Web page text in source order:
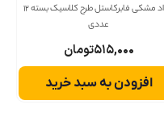
مداد مشکی فابرکاستل طرح کلاسیک بسته 12
عددی
۵۱۵,۰۰۰تومان
افزودن به سبد خرید